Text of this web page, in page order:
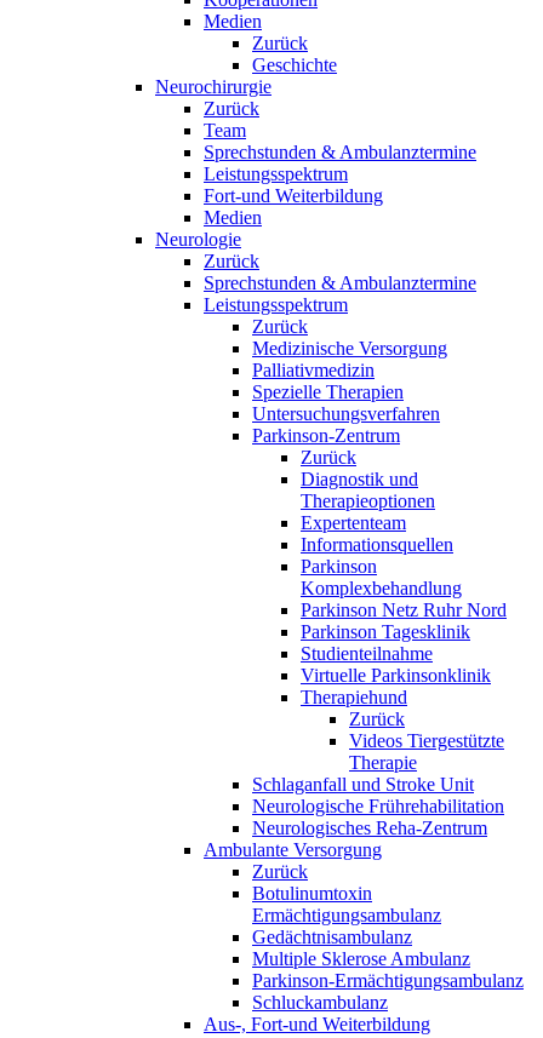
Medien
Zurück
Geschichte
Neurochirurgie
Zurück
Team
Sprechstunden & Ambulanztermine
Leistungsspektrum
Fort-und Weiterbildung
Medien
Neurologie
Zurück
Sprechstunden & Ambulanztermine
Leistungsspektrum
Zurück
Medizinische Versorgung
Palliativmedizin
Spezielle Therapien
Untersuchungsverfahren
Parkinson-Zentrum
Zurück
Diagnostik und
Therapieoptionen
Expertenteam
Informationsquellen
Parkinson
Komplexbehandlung
Parkinson Netz Ruhr Nord
Parkinson Tagesklinik
Studienteilnahme
Virtuelle Parkinsonklinik
Therapiehund
Zurück
Videos Tiergestützte
Therapie
Schlaganfall und Stroke Unit
Neurologische Frührehabilitation
Neurologisches Reha-Zentrum
Ambulante Versorgung
Zurück
Botulinumtoxin
Ermächtigungsambulanz
Gedächtnisambulanz
Multiple Sklerose Ambulanz
Parkinson-Ermächtigungsambulanz
Schluckambulanz
Aus-, Fort-und Weiterbildung